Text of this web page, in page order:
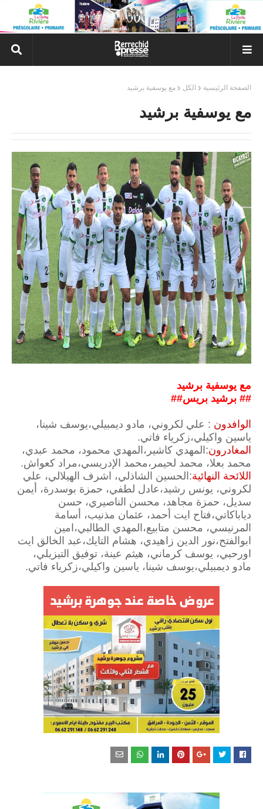
الصفحة الرئيسية الكل مع يوسفية برشيد
مع يوسفية برشيد
مع يوسفية برشيد
## برشيد بريس##
الوافدون : علي لكروني، مادو ديمبيلي،يوسف شينا،
ياسين واكيلي،زكرياء فاتي.
المغادرون:المهدي كاشير،المهدي محمود، محمد عبدي،
محمد بعلا، محمد لحيمر،محمد الإدريسي،مراد كعواش.
اللائحة النهائية:الحسين الشاذلي، اشرف الهيلالي، علي
لكروني، يونس رشيد،عادل لطفي، حمزة بوسدرة، أيمن
سديل، حمزة مجاهد، محسن الناصيري، حسن
دياباكاتي،فتاح ايت أحمد، عثمان مذنيب، أسامة
المرنيسي، محسن متابيع،المهدي الطالبي،امين
ابوالفتح،نور الدين زاهيدي، هشام التايك،عبد الخالق ايت
اورحبي، يوسف كرماني، هيثم عينة، توفيق التيزيلي،
مادو ديمبيلي،يوسف شينا، ياسين واكيلي،زكرياء فاتي.